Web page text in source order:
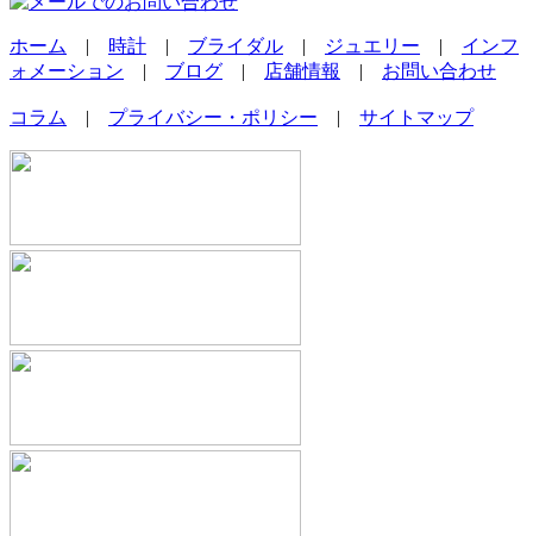
ホーム | 時計 | ブライダル | ジュエリー | インフ
ォメーション | ブログ | 店舗情報 | お問い合わせ
コラム | プライバシー・ポリシー | サイトマップ